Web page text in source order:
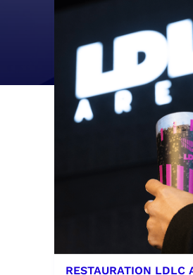
RESTAURATION LDLC